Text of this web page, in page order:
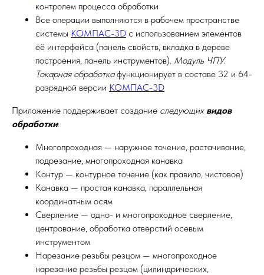
контролем процесса обработки
Все операции выполняются в рабочем пространстве
системы КОМПАС-3D с использованием элементов
её интерфейса (панель свойств, вкладка в дереве
построения, панель инструментов). Модуль ЧПУ.
Токарная обработкафункционирует в составе 32 и 64-
разрядной версии КОМПАС-3D
Приложение поддерживает создание следующих видов
обработки:
Многопроходная — наружное точение, растачивание,
подрезание, многопроходная канавка
Контур — контурное точение (как правило, чистовое)
Канавка — простая канавка, параллельная
координатным осям
Сверление — одно- и многопроходное сверление,
центрование, обработка отверстий осевым
инструментом
Нарезание резьбы резцом — многопроходное
нарезание резьбы резцом (цилиндрических,